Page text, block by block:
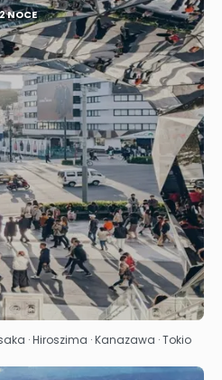
NOCE
· Hiroszima · Kanazawa · Tokio